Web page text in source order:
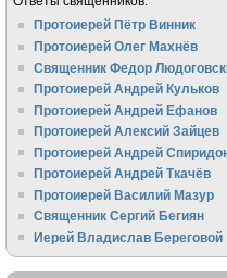
Протоиерей Пётр Винник
Протоиерей Олег Махнёв
Священник Федор
Протоиерей Андрей Кульков
Протоиерей Андрей Ефанов
Протоиерей Алексий Зайцев
Протоиерей Андрей
Протоиерей Андрей Ткачёв
Протоиерей Василий Мазур
Священник Сергий Бегиян
Иерей Владислав Береговой